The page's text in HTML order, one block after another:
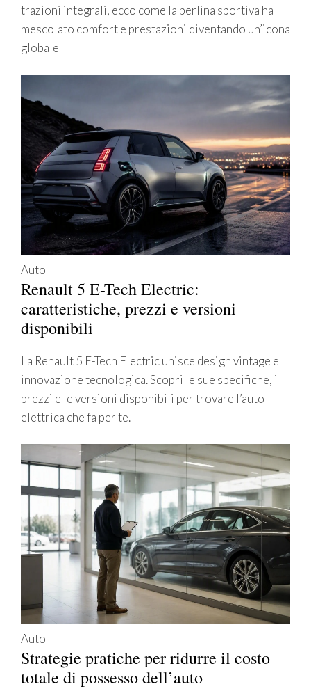
trazioni integrali, ecco come la berlina sportiva ha
mescolato comfort e prestazioni diventando un’icona
globale
Auto
Renault 5 E-Tech Electric:
caratteristiche, prezzi e versioni
disponibili
La Renault 5 E-Tech Electric unisce design vintage e
innovazione tecnologica. Scopri le sue specifiche, i
prezzi e le versioni disponibili per trovare l’auto
elettrica che fa per te.
Auto
Strategie pratiche per ridurre il costo
totale di possesso dell’auto